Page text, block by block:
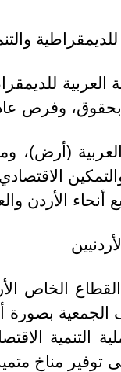
بحقوق، وفرص
(أرض)،
الأردن
بصورة
التنمية
توفير مناخ